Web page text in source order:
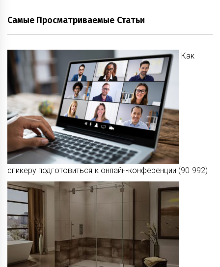
Самые Просматриваемые Статьи
Как
спикеру подготовиться к онлайн-конференции (90 992)